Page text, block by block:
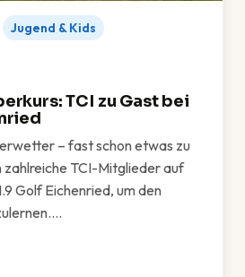
Jugend & Kids
TCI zu Gast bei
– fast schon etwas zu
zahlreiche TCI-Mitglieder auf
Golf Eichenried, um den
TCI zu Gast bei OPEN.9